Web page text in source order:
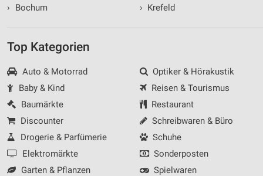
›
Bochum
› Krefeld
Top Kategorien
Auto & Motorrad
Baby & Kind
Baumärkte
Discounter
Drogerie & Parfümerie
Elektromärkte
Garten & Pflanzen
Optiker & Hörakustik
Reisen & Tourismus
Restaurant
Schreibwaren & Büro
Schuhe
Sonderposten
Spielwaren